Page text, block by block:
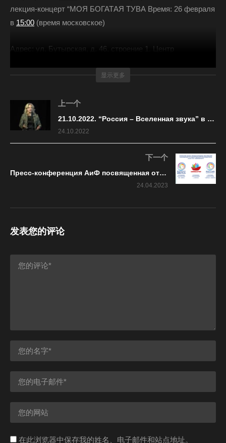
лекция-концерт “МОЯ БОГАТАЯ ТУВА Время: 26 февраля
в 15:00 (время московское)
Адрес: ул. Бутырская, д. 46, строение 1. Центр
исполнительских искусств» Академии хорового искусства
В передаче приняли участие музыканты ансамбля
женского горлового пения “ТЫВА КЫЗЫ”: Айланмаа
Дамыран, Айлан Ондар, Шолбана Белек-оол, Долума
Тюлюш Айдысмаа Намзырай, руководитель ансамбля –
Чодураа Тумат, преподаватель Тувинского
государтсвенного университета, Народный хоомейжи
显示更多
上一个
21.10.2022. “Россия – Вселенная звука” в Махачкале. Речь Бутаевой, Министра культуры РД
24.10.2022
下一个
Пресс-конференция АиФ посвященная открытию международных фестивалей МГК имени П.И. Чайковского
24.04.2023
发表您的评论
在此浏览器中保存我的姓名、电子邮件和站点地址。